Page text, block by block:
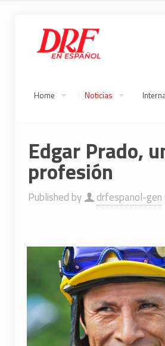
Home Noticias
Edgar Prado,
profesión
Published by drfespanol-gen